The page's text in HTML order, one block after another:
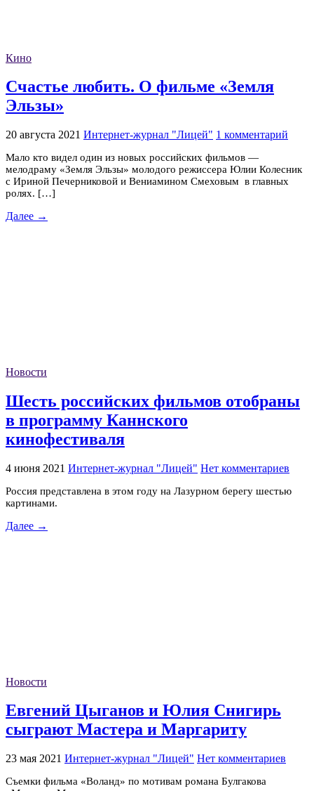
Кино
Счастье любить. О фильме «Земля
Эльзы»
20 августа 2021 Интернет-журнал "Лицей" 1 комментарий
Мало кто видел один из новых российских фильмов —
мелодраму «Земля Эльзы» молодого режиссера Юлии Колесник
с Ириной Печерниковой и Вениамином Смеховым в главных
ролях. […]
Далее →
Новости
Шесть российских фильмов отобраны
в программу Каннского
кинофестиваля
4 июня 2021 Интернет-журнал "Лицей" Нет комментариев
Россия представлена в этом году на Лазурном берегу шестью
картинами.
Далее →
Новости
Евгений Цыганов и Юлия Снигирь
сыграют Мастера и Маргариту
23 мая 2021 Интернет-журнал "Лицей" Нет комментариев
Съемки фильма «Воланд» по мотивам романа Булгакова